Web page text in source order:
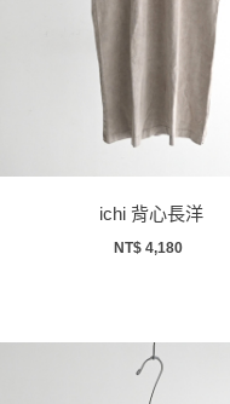
ichi 背心長洋
NT$ 4,180